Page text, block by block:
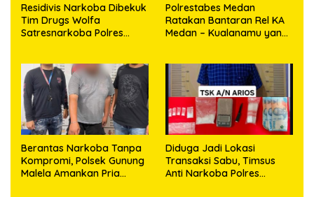
Residivis Narkoba Dibekuk
Tim Drugs Wolfa
Satresnarkoba Polres
Polrestabes Medan
Ratakan Bantaran Rel KA
Medan – Kualanamu yang
Sabu, Hingga Beragam
Senjata Disita
Berantas Narkoba Tanpa
Kompromi, Polsek Gunung
Malela Amankan Pria
Diduga Jadi Lokasi
Transaksi Sabu, Timsus
Anti Narkoba Polres